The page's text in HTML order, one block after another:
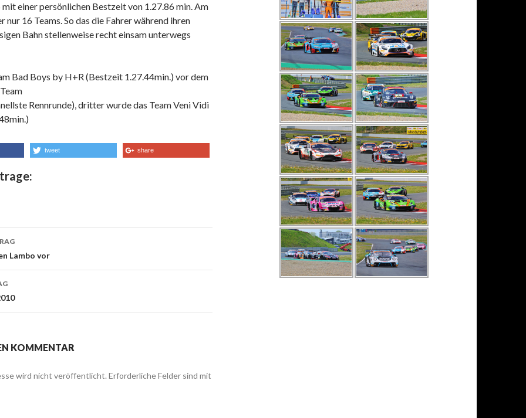
einer persönlichen Bestzeit von 1.27.86 min. Am
nur 16 Teams. So das die Fahrer während ihren
Bahn stellenweise recht einsam unterwegs
Bad Boys by H+R (Bestzeit 1.27.44min.) vor dem
Rennrunde), dritter wurde das Team Veni Vidi
tweet share
Lambo vor
KOMMENTAR
wird nicht veröffentlicht. Erforderliche Felder sind mit